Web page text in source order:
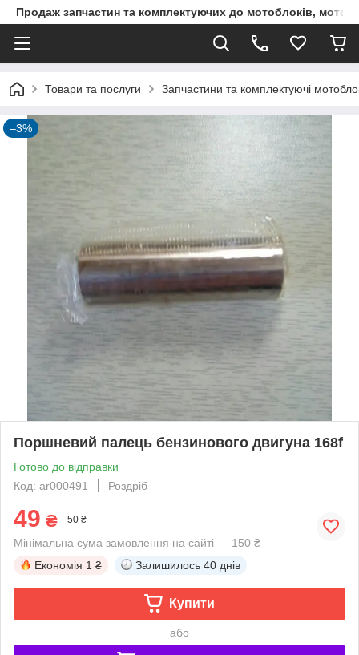
Продаж запчастин та комплектуючих до мотоблоків,
Товари та послуги Запчастини та комплектуючі
–3%
Поршневий палець бензинового двигуна 168f
Готово до відправки
Код: ar000491
Роздріб
49 ₴ 50 ₴
Мінімальна сума замовлення на сайті — 150 ₴
Економія 1 ₴ Залишилось 40 днів
Купити
або